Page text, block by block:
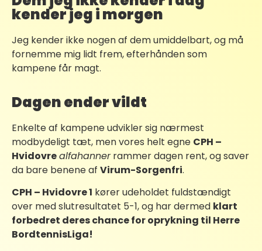
kender jeg i morgen
Jeg kender ikke nogen af dem umiddelbart, og må
fornemme mig lidt frem, efterhånden som
kampene får magt.
Dagen ender vildt​
Enkelte af kampene udvikler sig nærmest
modbydeligt tæt, men vores helt egne CPH –
Hvidovrealfahannerrammer dagen rent, og saver
da bare benene af Virum-Sorgenfri.
CPH – Hvidovre 1 kører udeholdet fuldstændigt
over med slutresultatet 5-1, og har dermed klart
forbedret deres chance for oprykning til Herre
BordtennisLiga!